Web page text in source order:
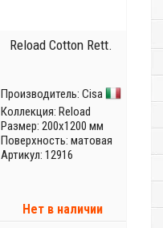
Reload Cotton Rett.
Производитель: Cisa
Коллекция: Reload
Размер: 200x1200 мм
Поверхность: матовая
Артикул: 12916
Нет в наличии